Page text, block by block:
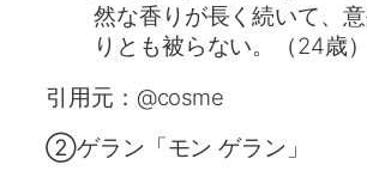
然な香りが長く続いて、
りとも被らない。（24歳）
引用元：@cosme
②ゲラン「モン ゲラン」